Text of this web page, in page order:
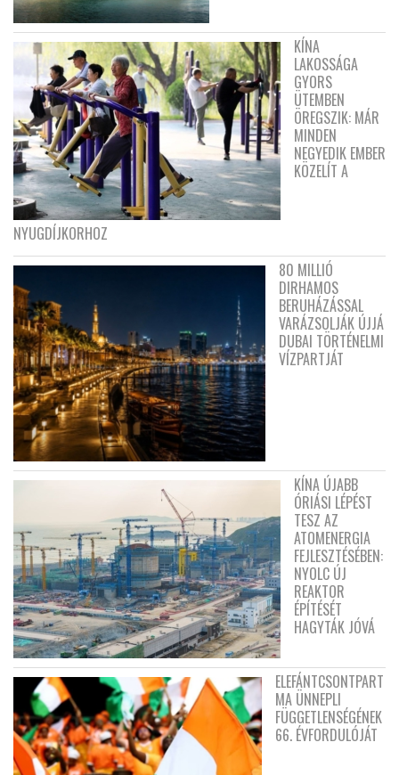
KÍNA
LAKOSSÁGA
GYORS
ÜTEMBEN
ÖREGSZIK: MÁR
MINDEN
NEGYEDIK EMBER
KÖZELÍT A
NYUGDÍJKORHOZ
80 MILLIÓ
DIRHAMOS
BERUHÁZÁSSAL
VARÁZSOLJÁK ÚJJÁ
DUBAI TÖRTÉNELMI
VÍZPARTJÁT
KÍNA ÚJABB
ÓRIÁSI LÉPÉST
TESZ AZ
ATOMENERGIA
FEJLESZTÉSÉBEN:
NYOLC ÚJ
REAKTOR
ÉPÍTÉSÉT
HAGYTÁK JÓVÁ
ELEFÁNTCSONTPART
MA ÜNNEPLI
FÜGGETLENSÉGÉNEK
66. ÉVFORDULÓJÁT